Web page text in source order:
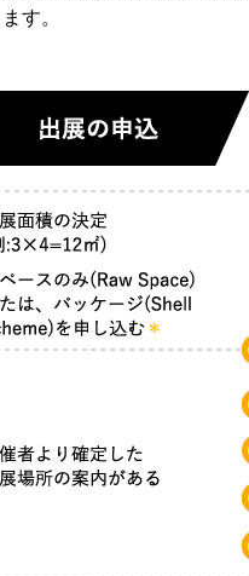
す。